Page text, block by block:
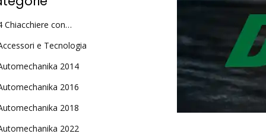
Chiacchiere con…
e Tecnologia
2014
2016
2018
2022